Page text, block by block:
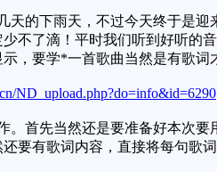
的下雨天，不过今天终于是迎
不了滴！平时我们听到好听的
，要学*一首歌曲当然是有歌
ND_upload.php?do=info&id=6290
首先当然还是要准备好本次要
要有歌词内容，直接将每句歌